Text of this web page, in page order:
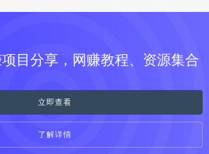
目分享，网赚教程、资源集合
立即查看
了解详情